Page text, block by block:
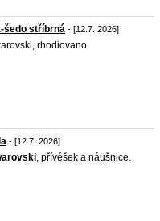
šedo stříbrná - [12.7. 2026]
rhodiovano.
- [12.7. 2026]
, přívéšek a náušnice.